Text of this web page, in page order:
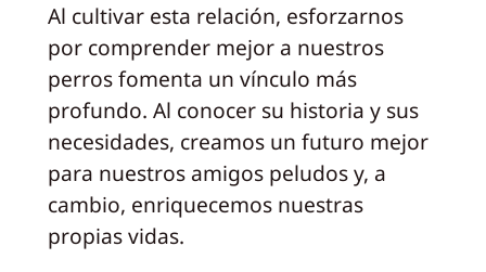
Al cultivar esta relación, esforzarnos
por comprender mejor a nuestros
perros fomenta un vínculo más
profundo. Al conocer su historia y sus
necesidades, creamos un futuro mejor
para nuestros amigos peludos y, a
cambio, enriquecemos nuestras
propias vidas.